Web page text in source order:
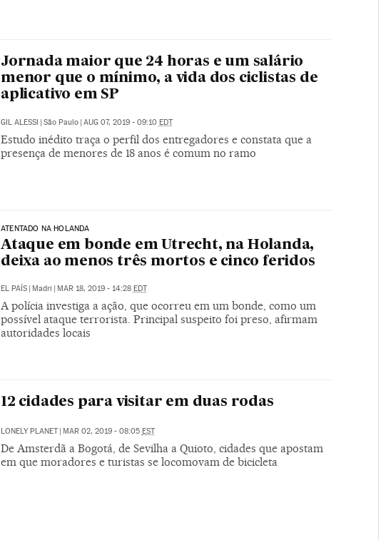
Jornada maior que 24 horas e um salário
menor que o mínimo, a vida dos ciclistas de
aplicativo em SP
GIL ALESSI | São Paulo | AUG 07, 2019 - 09:10 EDT
Estudo inédito traça o perfil dos entregadores e constata que a
presença de menores de 18 anos é comum no ramo
ATENTADO NA HOLANDA
Ataque em bonde em Utrecht, na Holanda,
deixa ao menos três mortos e cinco feridos
EL PAÍS | Madri | MAR 18, 2019 - 14:28 EDT
A polícia investiga a ação, que ocorreu em um bonde, como um
possível ataque terrorista. Principal suspeito foi preso, afirmam
autoridades locais
12 cidades para visitar em duas rodas
LONELY PLANET | MAR 02, 2019 - 08:05 EST
De Amsterdã a Bogotá, de Sevilha a Quioto, cidades que apostam
em que moradores e turistas se locomovam de bicicleta